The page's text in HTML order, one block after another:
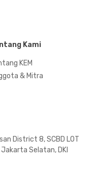
Kami
KEM
& Mitra
District 8, SCBD LOT
Selatan, DKI